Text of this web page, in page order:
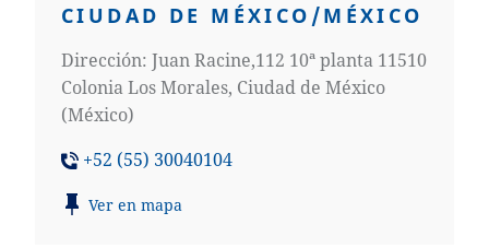
CIUDAD DE MÉXICO/MÉXICO
Dirección: Juan Racine,112 10ª planta 11510
Colonia Los Morales, Ciudad de México
(México)
+52 (55) 30040104
Ver en mapa